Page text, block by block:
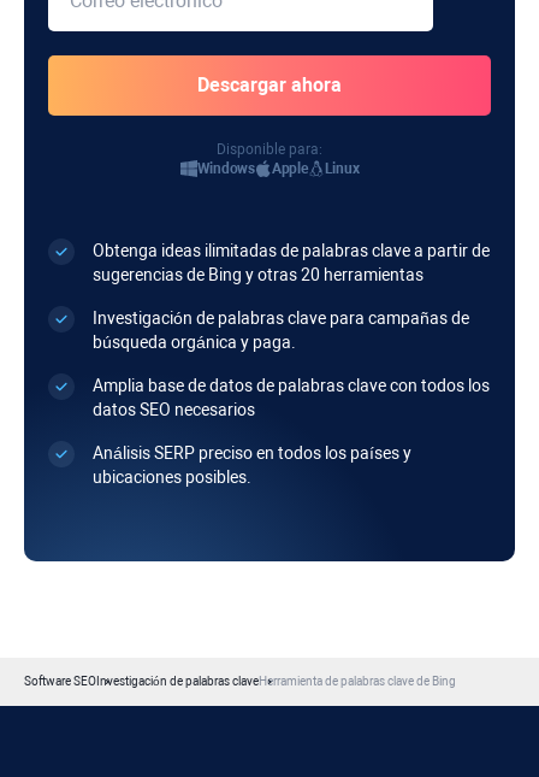
Disponible para:
Windows
Apple Linux
Obtenga ideas ilimitadas de palabras clave a partir de
sugerencias de Bing y otras 20 herramientas
Investigación de palabras clave para campañas de
búsqueda orgánica y paga.
Amplia base de datos de palabras clave con todos los
datos SEO necesarios
Análisis SERP preciso en todos los países y
ubicaciones posibles.
Software SEO Investigación de palabras claveHerramienta de palabras clave de Bing